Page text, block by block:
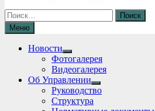
Найти:
Меню
Новости
Show
sub
menu
Фотогалерея
Видеогалерея
Об Управлении
Show
sub
Руководство
Структура